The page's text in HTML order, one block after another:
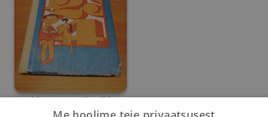
Matemaatika IV